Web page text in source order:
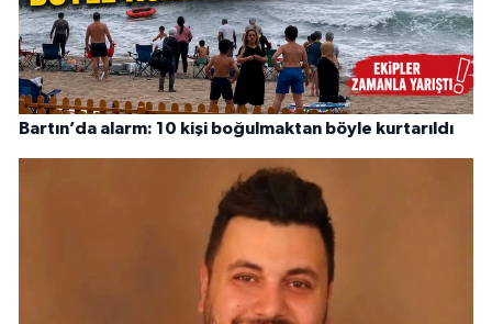
Bartın’da alarm: 10 kişi boğulmaktan böyle kurtarıldı